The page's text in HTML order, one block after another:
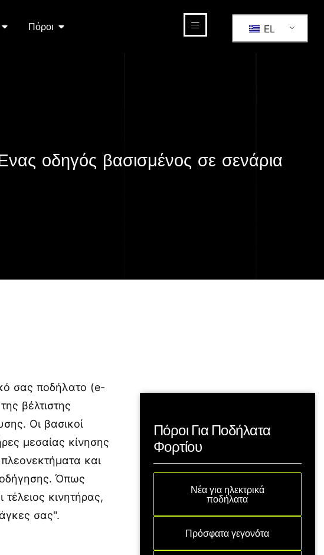
Πόροι EL
οδηγός βασισμένος σε σενάρια
σας ποδήλατο (e-
βέλτιστης
Οι βασικοί
μεσαίας κίνησης
και
οδήγησης. Όπως
κινητήρας,
σας".
Πόροι Για Ποδήλατα
Φορτίου
Νέα για ηλεκτρικά
ποδήλατα
Πρόσφατα γεγονότα